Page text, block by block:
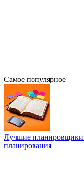
Самое популярное
Лучшие планировщики
планирования